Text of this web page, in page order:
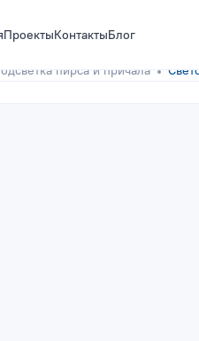
ПроектыКонтактыБлог
пирса и причала